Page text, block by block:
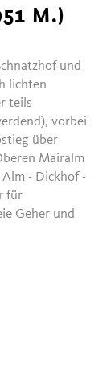
M.)
und
lichten
teils
vorbei
über
Mairalm
Alm - Dickhof -
für
Geher und